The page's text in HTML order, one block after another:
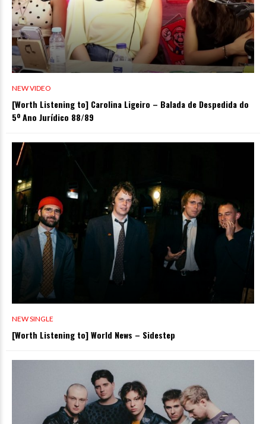
NEW VIDEO
[Worth Listening to] Carolina Ligeiro – Balada de Despedida do
5º Ano Jurídico 88/89
NEW SINGLE
[Worth Listening to] World News – Sidestep